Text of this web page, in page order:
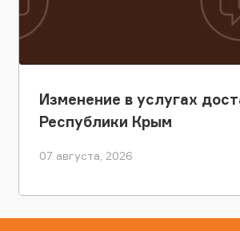
Изменение в услугах
Республики Крым
07 августа, 2026